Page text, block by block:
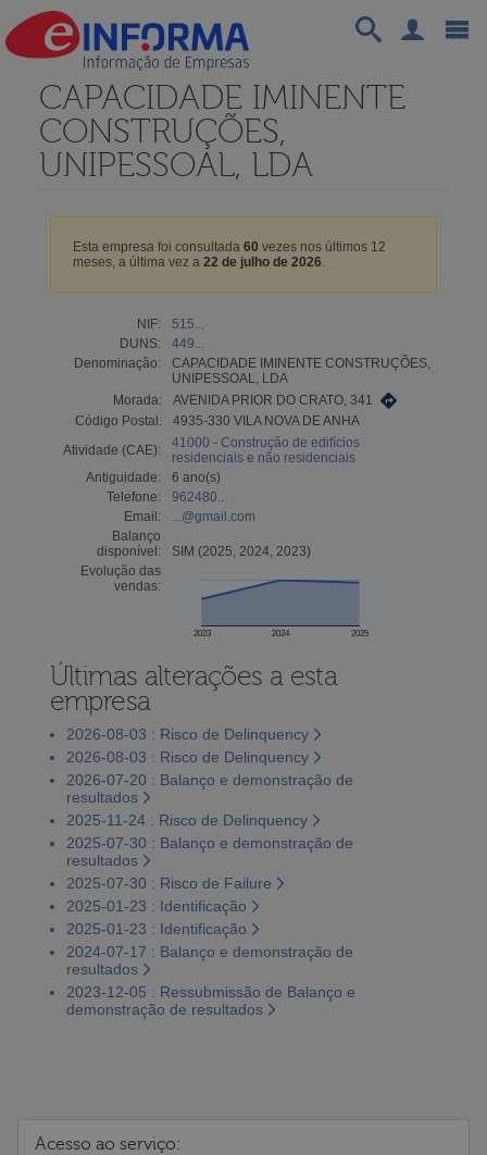
CAPACIDADE IMINENTE
CONSTRUÇÕES,
UNIPESSOAL, LDA
Esta empresa foi consultada 60 vezes nos últimos 12
meses, a última vez a 22 de julho de 2026.
NIF:
515...
DUNS:
449...
Denominação:
CAPACIDADE IMINENTE CONSTRUÇÕES,
UNIPESSOAL, LDA
Morada:
AVENIDA PRIOR DO CRATO, 341
Código Postal:
4935-330 VILA NOVA DE ANHA
Atividade (CAE):
41000 - Construção de edifícios
residenciais e não residenciais
Antiguidade:
6 ano(s)
Telefone:
962480...
Email:
...@gmail.com
Balanço
disponível:
SIM (2025, 2024, 2023)
Evolução das
vendas:
2023 2024 2025
Últimas alterações a esta
empresa
2026-08-03 : Risco de Delinquency
2026-08-03 : Risco de Delinquency
2026-07-20 : Balanço e demonstração de
resultados
2025-11-24 : Risco de Delinquency
2025-07-30 : Balanço e demonstração de
resultados
2025-07-30 : Risco de Failure
2025-01-23 : Identificação
2025-01-23 : Identificação
2024-07-17 : Balanço e demonstração de
resultados
2023-12-05 : Ressubmissão de Balanço e
demonstração de resultados
Acesso ao serviço: